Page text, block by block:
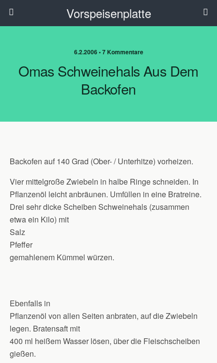
Vorspeisenplatte
6.2.2006 • 7 Kommentare
Omas Schweinehals Aus Dem
Backofen
Backofen auf 140 Grad (Ober- / Unterhitze) vorheizen.
Vier mittelgroße Zwiebeln in halbe Ringe schneiden. In
Pflanzenöl leicht anbräunen. Umfüllen in eine Bratreine.
Drei sehr dicke Scheiben Schweinehals (zusammen
etwa ein Kilo) mit
Salz
Pfeffer
gemahlenem Kümmel würzen.
Ebenfalls in
Pflanzenöl von allen Seiten anbraten, auf die Zwiebeln
legen. Bratensaft mit
400 ml heißem Wasser lösen, über die Fleischscheiben
gießen.